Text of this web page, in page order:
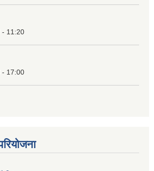
- 11:20
- 17:00